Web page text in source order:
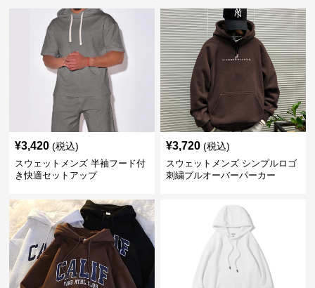
¥3,420 (税込)
スウェットメンズ 半袖フード付
き快適セットアップ
¥3,720 (税込)
スウェットメンズ シンプルロゴ
刺繍プルオーバーパーカー